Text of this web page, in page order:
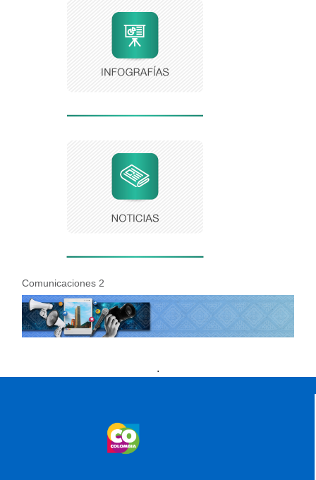
Comunicaciones 2
MinRelaciones
MinHacienda
.